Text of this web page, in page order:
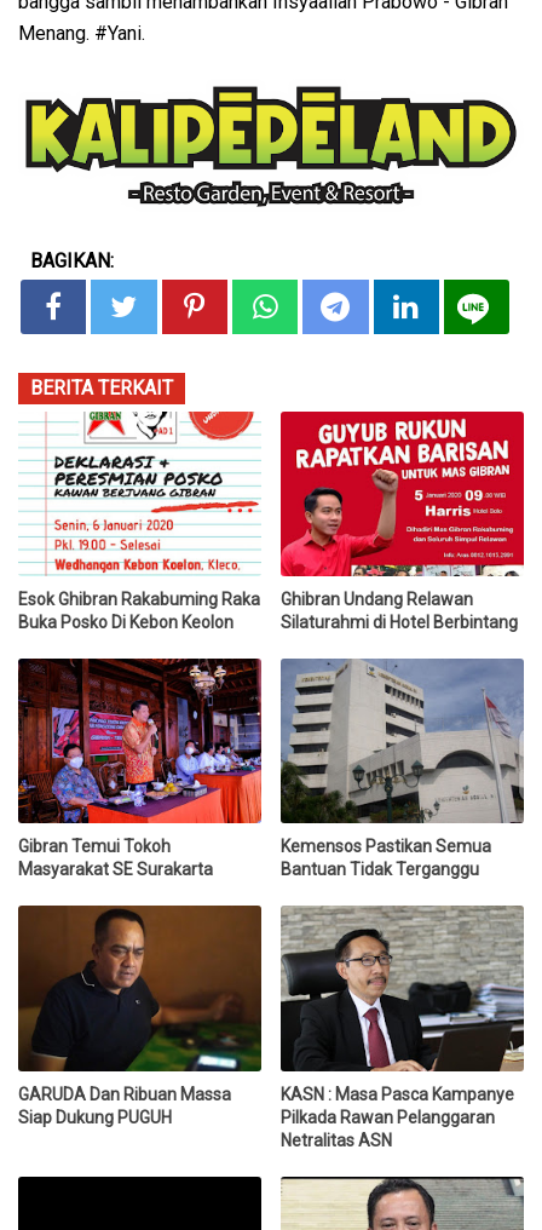
Menang. #Yani.
BAGIKAN:
BERITA TERKAIT
Esok Ghibran Rakabuming Raka
Buka Posko Di Kebon Keolon
Ghibran Undang Relawan
Silaturahmi di Hotel Berbintang
Gibran Temui Tokoh
Masyarakat SE Surakarta
Kemensos Pastikan Semua
Bantuan Tidak Terganggu
GARUDA Dan Ribuan Massa
Siap Dukung PUGUH
KASN : Masa Pasca Kampanye
Pilkada Rawan Pelanggaran
Netralitas ASN